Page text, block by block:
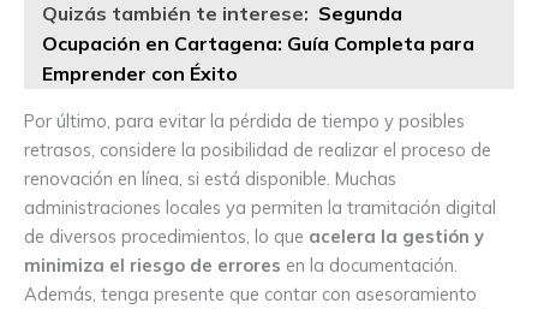
Quizás también te interese: Segunda
Ocupación en Cartagena: Guía Completa para
Emprender con Éxito
Por último, para evitar la pérdida de tiempo y posibles
retrasos, considere la posibilidad de realizar el proceso de
renovación en línea, si está disponible. Muchas
administraciones locales ya permiten la tramitación digital
de diversos procedimientos, lo que acelera la gestión y
minimiza el riesgo de errores en la documentación.
Además, tenga presente que contar con asesoramiento